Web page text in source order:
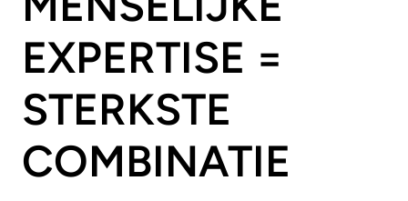
EXPERTISE =
STERKSTE
COMBINATIE